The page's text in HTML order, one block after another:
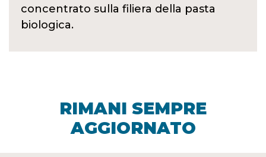
concentrato sulla filiera della pasta
biologica.
RIMANI SEMPRE
AGGIORNATO